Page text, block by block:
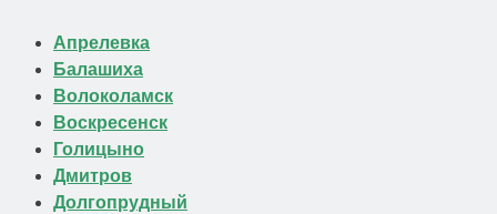
Апрелевка
Балашиха
Волоколамск
Воскресенск
Голицыно
Дмитров
Долгопрудный